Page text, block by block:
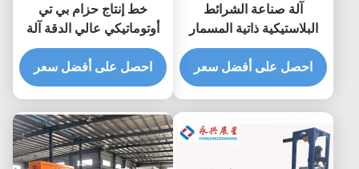
آلة صناعة الشرائط
البلاستيكية ذاتية المسمار
احصل على أفضل سعر
خط إنتاج حزام بي تي
أوتوماتيكي عالي الدقة آلة
صنع حزام التعبئة
احصل على أفضل سعر